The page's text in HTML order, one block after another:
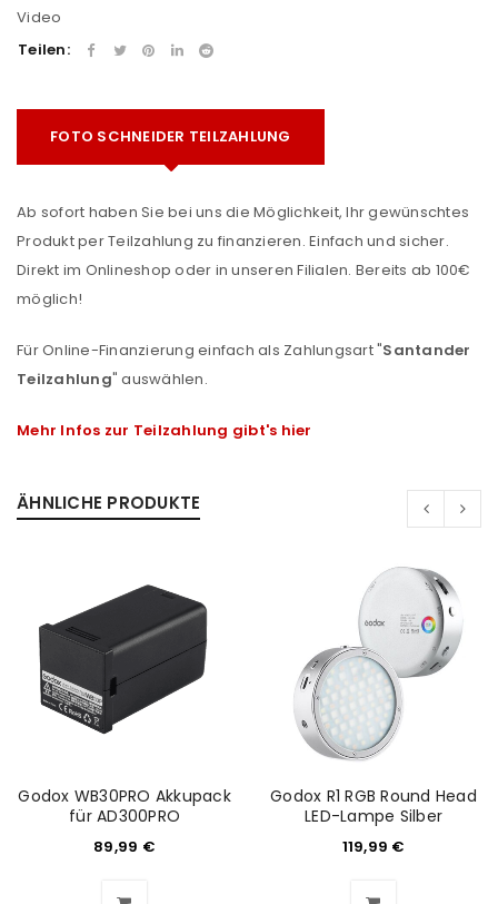
ANMELDEN
Video
Teilen:
FOTO SCHNEIDER TEILZAHLUNG
Ab sofort haben Sie bei uns die Möglichkeit, Ihr gewünschtes
Produkt per Teilzahlung zu finanzieren. Einfach und sicher.
Direkt im Onlineshop oder in unseren Filialen. Bereits ab 100€
möglich!
Für Online-Finanzierung einfach als Zahlungsart "Santander
Teilzahlung" auswählen.
Mehr Infos zur Teilzahlung gibt's hier
ÄHNLICHE PRODUKTE
Godox WB30PRO Akkupack
für AD300PRO
89,99 €
Godox R1 RGB Round Head
LED-Lampe Silber
119,99 €